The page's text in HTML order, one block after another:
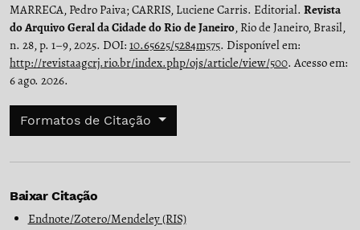
MARRECA, Pedro Paiva; CARRIS, Luciene Carris. Editorial. Revista
do Arquivo Geral da Cidade do Rio de Janeiro, Rio de Janeiro, Brasil,
n. 28, p. 1–9, 2025. DOI: 10.65625/5284m575. Disponível em:
http://revistaagcrj.rio.br/index.php/ojs/article/view/500. Acesso em:
6 ago. 2026.
Formatos de Citação
Baixar Citação
Endnote/Zotero/Mendeley (RIS)